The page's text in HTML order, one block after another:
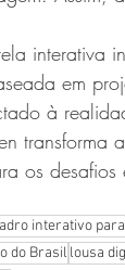
interativa
em
à
transforma
os
interativo
do Brasil lousa